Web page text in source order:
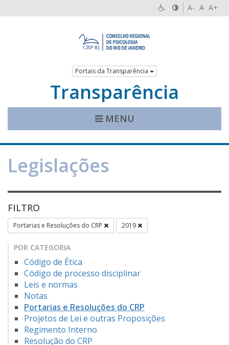
A- A A+
Portais da Transparência
Transparência
MENU
Legislações
FILTRO
Portarias e Resoluções do CRP 2019
POR CATEGORIA
Código de Ética
Código de processo disciplinar
Leis e normas
Notas
Portarias e Resoluções do CRP
Projetos de Lei e outras Proposições
Regimento Interno
Resolução do CRP